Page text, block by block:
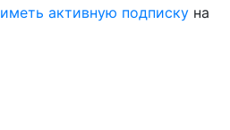
иметь активную подписку на